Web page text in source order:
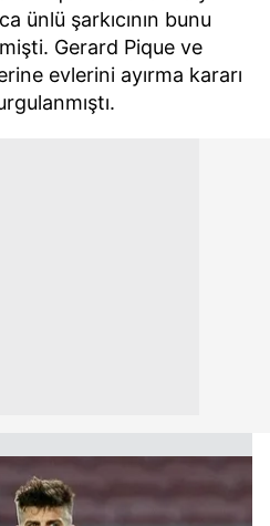
ünlü şarkıcının bunu
Gerard Pique ve
evlerini ayırma kararı